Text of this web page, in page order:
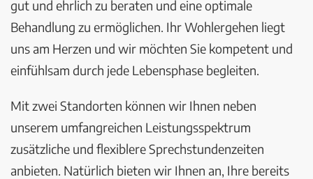
gut und ehrlich zu beraten und eine optimale
Behandlung zu ermöglichen. Ihr Wohlergehen liegt
uns am Herzen und wir möchten Sie kompetent und
einfühlsam durch jede Lebensphase begleiten.
Mit zwei Standorten können wir Ihnen neben
unserem umfangreichen Leistungsspektrum
zusätzliche und flexiblere Sprechstundenzeiten
anbieten. Natürlich bieten wir Ihnen an, Ihre bereits